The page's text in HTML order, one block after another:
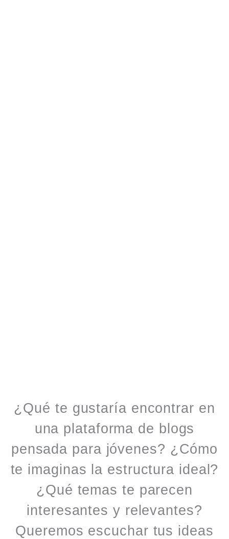
¿Qué te gustaría encontrar en
una plataforma de blogs
pensada para jóvenes? ¿Cómo
te imaginas la estructura ideal?
¿Qué temas te parecen
interesantes y relevantes?
Queremos escuchar tus ideas